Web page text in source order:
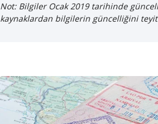
Not: Bilgiler Ocak 2019 tarihinde
kaynaklardan bilgilerin güncelliğini